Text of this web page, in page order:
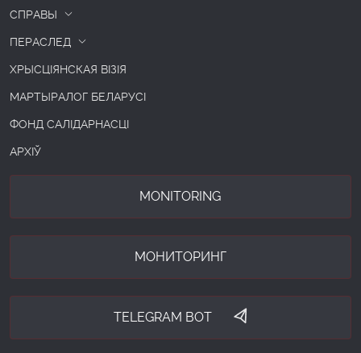
СПРАВЫ
ПЕРАСЛЕД
ХРЫСЦІЯНСКАЯ ВІЗІЯ
МАРТЫРАЛОГ БЕЛАРУСІ
ФОНД САЛІДАРНАСЦІ
АРХІЎ
MONITORING
МОНИТОРИНГ
TELEGRAM BOT